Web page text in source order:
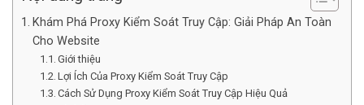
Khám Phá Proxy Kiểm Soát Truy Cập: Giải Pháp An Toàn
Cho Website
Giới thiệu
Lợi Ích Của Proxy Kiểm Soát Truy Cập
Cách Sử Dụng Proxy Kiểm Soát Truy Cập Hiệu Quả